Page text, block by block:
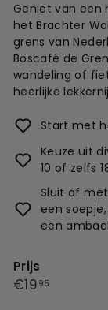
Geniet van een
het Brachter
grens van
Boscafé de
wandeling of
heerlijke
Start met
Keuze uit
10 of zelfs
Sluit af
een
een
Prijs
Prijs
€19 95